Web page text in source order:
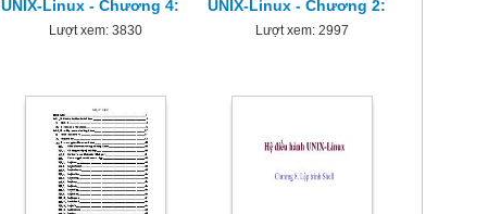
UNIX-Linux - Chương 4:
Lượt xem: 3830
UNIX-Linux - Chương 2:
Lượt xem: 2997